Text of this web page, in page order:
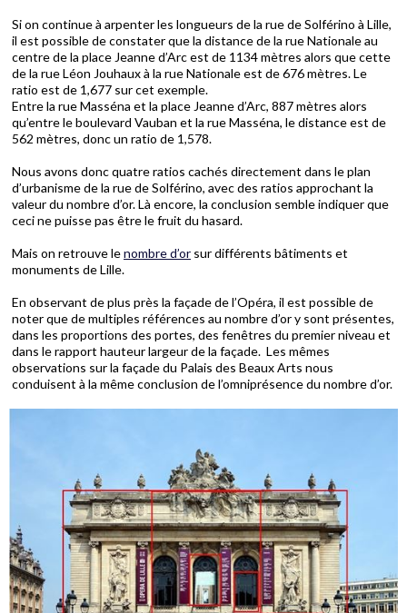
Si on continue à arpenter les longueurs de la rue de Solférino à Lille,
il est possible de constater que la distance de la rue Nationale au
centre de la place Jeanne d’Arc est de 1134 mètres alors que cette
de la rue Léon Jouhaux à la rue Nationale est de 676 mètres. Le
ratio est de 1,677 sur cet exemple.
Entre la rue Masséna et la place Jeanne d’Arc, 887 mètres alors
qu’entre le boulevard Vauban et la rue Masséna, le distance est de
562 mètres, donc un ratio de 1,578.
Nous avons donc quatre ratios cachés directement dans le plan
d’urbanisme de la rue de Solférino, avec des ratios approchant la
valeur du nombre d’or. Là encore, la conclusion semble indiquer que
ceci ne puisse pas être le fruit du hasard.
Mais on retrouve lenombre d’or sur différents bâtiments et
monuments de Lille.
En observant de plus près la façade de l’Opéra, il est possible de
noter que de multiples références au nombre d’or y sont présentes,
dans les proportions des portes, des fenêtres du premier niveau et
dans le rapport hauteur largeur de la façade. Les mêmes
observations sur la façade du Palais des Beaux Arts nous
conduisent à la même conclusion de l’omniprésence du nombre d’or.